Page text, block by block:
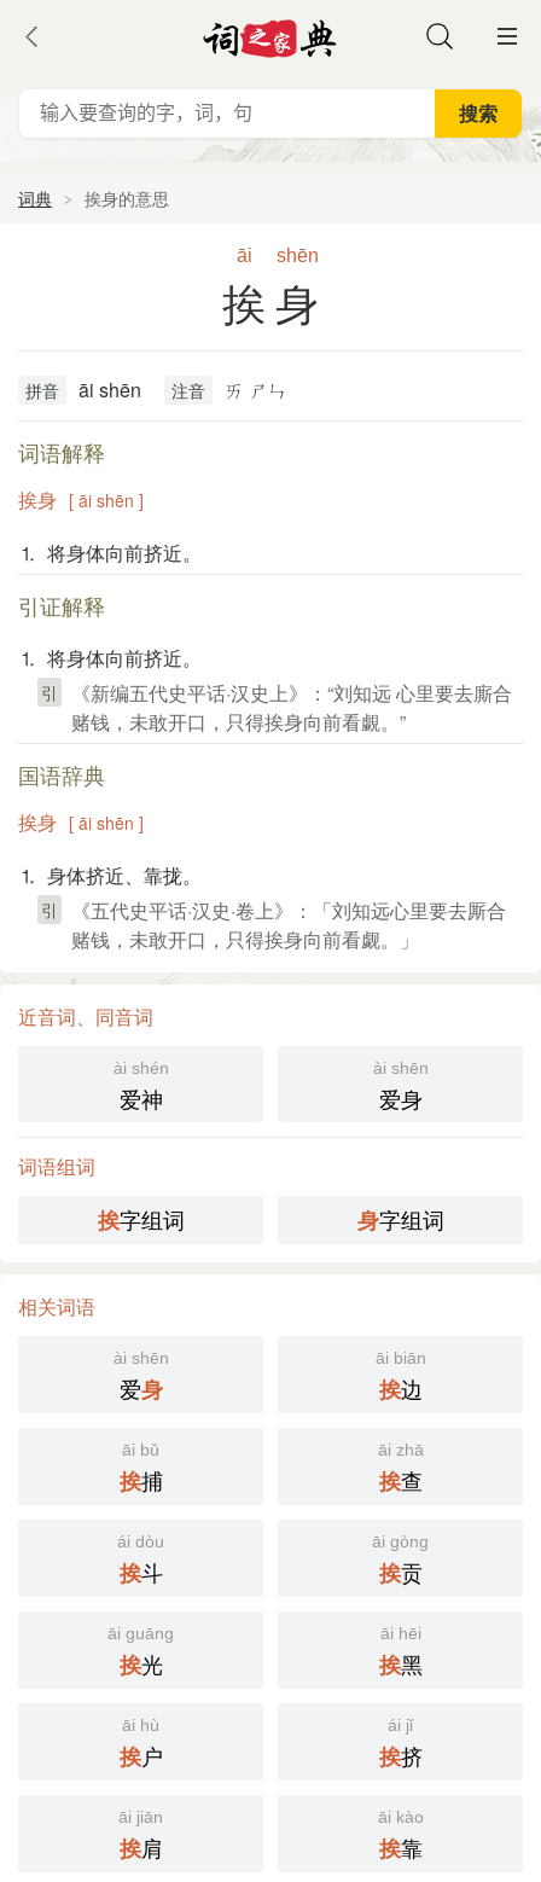
词典 挨身的意思
āi shēn
挨身
拼音 āi shēn 注音 ㄞ ㄕㄣ
词语解释
挨身 [ āi shēn ]
⒈ 将身体向前挤近。
引证解释
⒈ 将身体向前挤近。
引
《新编五代史平话·汉史上》：“刘知远 心里要去廝合
赌钱，未敢开口，只得挨身向前看覷。”
国语辞典
挨身 [ āi shēn ]
⒈ 身体挤近、靠拢。
引
《五代史平话·汉史·卷上》：「刘知远心里要去厮合
赌钱，未敢开口，只得挨身向前看觑。」
近音词、同音词
ài shén
爱神
ài shēn
爱身
词语组词
挨字组词 身字组词
相关词语
ài shēn
爱身
āi biān
挨边
āi bǔ
挨捕
āi zhā
挨查
ái dòu
挨斗
āi gòng
挨贡
āi guāng
挨光
āi hēi
挨黑
āi hù
挨户
ái jǐ
挨挤
āi jiān
挨肩
āi kào
挨靠